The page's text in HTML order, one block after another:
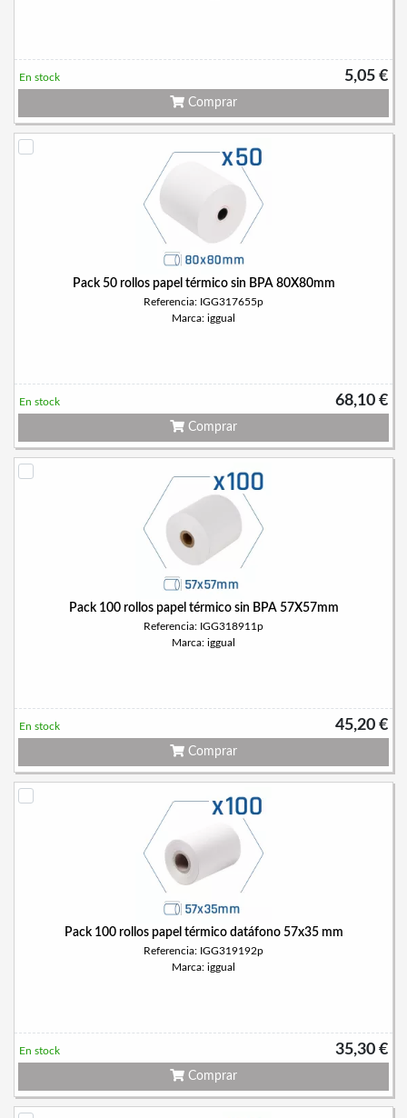
5,05 €
En stock
Comprar
Pack 50 rollos papel térmico sin BPA 80X80mm
Referencia: IGG317655p
Marca: iggual
68,10 €
En stock
Comprar
Pack 100 rollos papel térmico sin BPA 57X57mm
Referencia: IGG318911p
Marca: iggual
45,20 €
En stock
Comprar
Pack 100 rollos papel térmico datáfono 57x35 mm
Referencia: IGG319192p
Marca: iggual
35,30 €
En stock
Comprar